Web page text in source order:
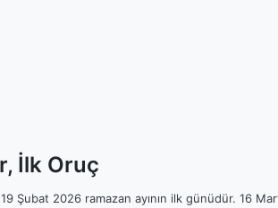
İlk Oruç
Şubat 2026 ramazan ayının ilk günüdür. 16